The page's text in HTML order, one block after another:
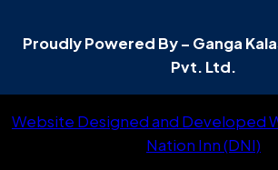
Proudly Powered By – Ganga
Pvt. Ltd.
Website Designed and Developed
Nation Inn (DNI)